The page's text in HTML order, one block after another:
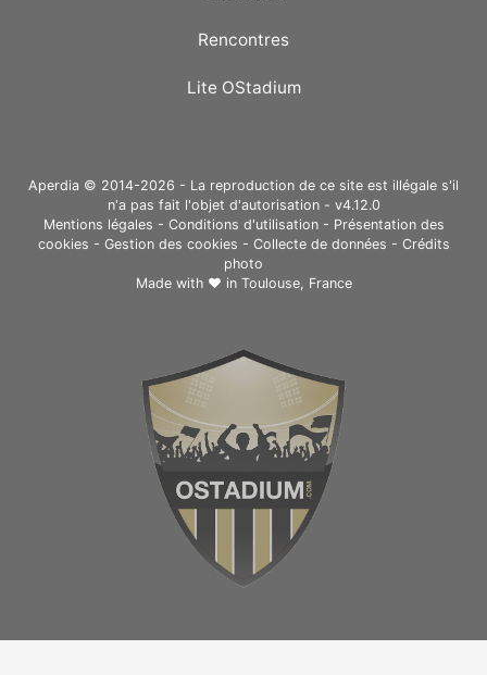
Rencontres
Lite OStadium
Aperdia © 2014-2026 - La reproduction de ce site est illégale s'il
n'a pas fait l'objet d'autorisation - v4.12.0
Mentions légales - Conditions d'utilisation- Présentation des
cookies - Gestion des cookies - Collecte de données - Crédits
photo
Made with ❤ in Toulouse, France